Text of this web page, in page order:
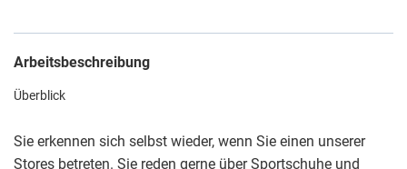
Arbeitsbeschreibung
Überblick
Sie erkennen sich selbst wieder, wenn Sie einen unserer
Stores betreten. Sie reden gerne über Sportschuhe und